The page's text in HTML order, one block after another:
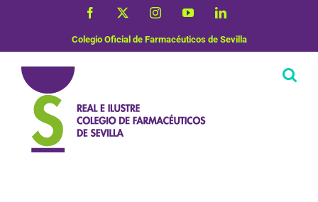
Facebook InstagramYouTubeLinkedIn
Colegio Oficial de Farmacéuticos de Sevilla